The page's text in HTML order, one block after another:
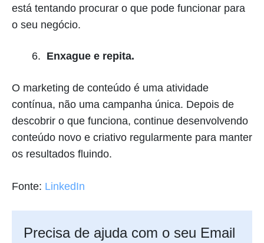
está tentando procurar o que pode funcionar para
o seu negócio.
Enxague e repita.
O marketing de conteúdo é uma atividade
contínua, não uma campanha única. Depois de
descobrir o que funciona, continue desenvolvendo
conteúdo novo e criativo regularmente para manter
os resultados fluindo.
Fonte: LinkedIn
Precisa de ajuda com o seu Email